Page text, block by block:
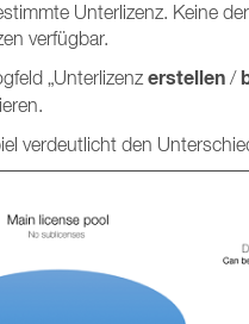
Unterlizenz. Keine
verfügbar.
„Unterlizenz erstellen /
verdeutlicht den